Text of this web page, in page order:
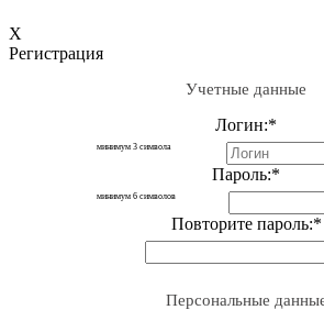
X
Регистрация
Учетные данные
Логин:*
минимум 3 символа
Пароль:*
минимум 6 символов
Повторите пароль:*
Персональные